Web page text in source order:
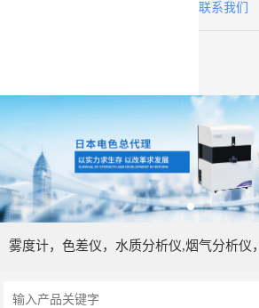
联系我们
雾度计，色差仪，水质分析仪,烟气分析仪，